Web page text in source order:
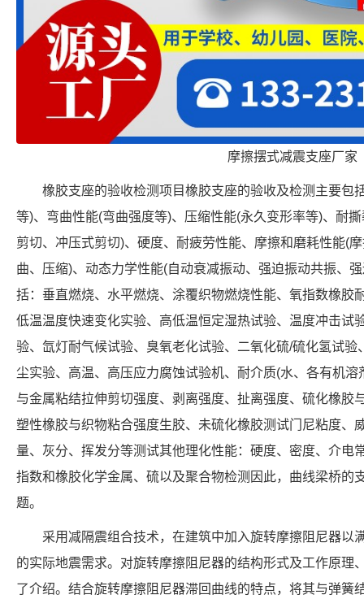
摩擦摆式减震支座厂家
橡胶支座的验收检测项目橡胶支座的验收及检测主要包
等)、弯曲性能(弯曲强度等)、压缩性能(永久变形率等)、耐
剪切、冲压式剪切)、硬度、耐疲劳性能、摩擦和磨耗性能(
曲、压缩)、动态力学性能(自动衰减振动、强迫振动共振、
括：垂直燃烧、水平燃烧、涂覆织物燃烧性能、氧指数橡胶
低温温度快速变化实验、高低温恒定湿热试验、温度冲击试
验、氙灯耐气候试验、臭氧老化试验、二氧化硫/硫化氢试
尘实验、高温、高压应力腐蚀试验机、耐介质(水、各有机
与金属粘结拉伸剪切强度、剥离强度、扯离强度、硫化橡胶
塑性橡胶与织物粘合强度生胶、未硫化橡胶测试门尼粘度、
量、灰分、挥发分等测试其他理化性能：硬度、密度、介电
指数和橡胶化学金属、硫以及聚合物检测因此，曲线梁桥的
题。
采用减隔震组合技术，在建筑中加入旋转摩擦阻尼器以
的实际地震需求。对旋转摩擦阻尼器的结构形式及工作原理
了介绍。结合旋转摩擦阻尼器滞回曲线的特点，将其与弹簧